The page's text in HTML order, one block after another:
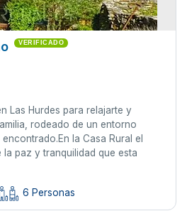
VERIFICADO
Las Hurdes para relajarte y
rodeado de un entorno
la Casa Rural el
paz y tranquilidad que esta
6 Personas